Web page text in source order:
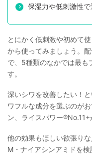
保湿力や低刺激性で
とにかく低刺激や初めて
から使ってみましょう。
で、5種類のなかでは最も
す。
深いシワを改善したい！
ワフルな成分を選ぶのが
ン、ライスパワー®No.11+
他の効果もほしい欲張り
M・ナイアシンアミドを